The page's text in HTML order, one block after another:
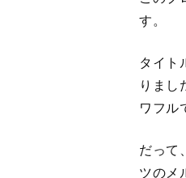
男性
一人
いけ
にした